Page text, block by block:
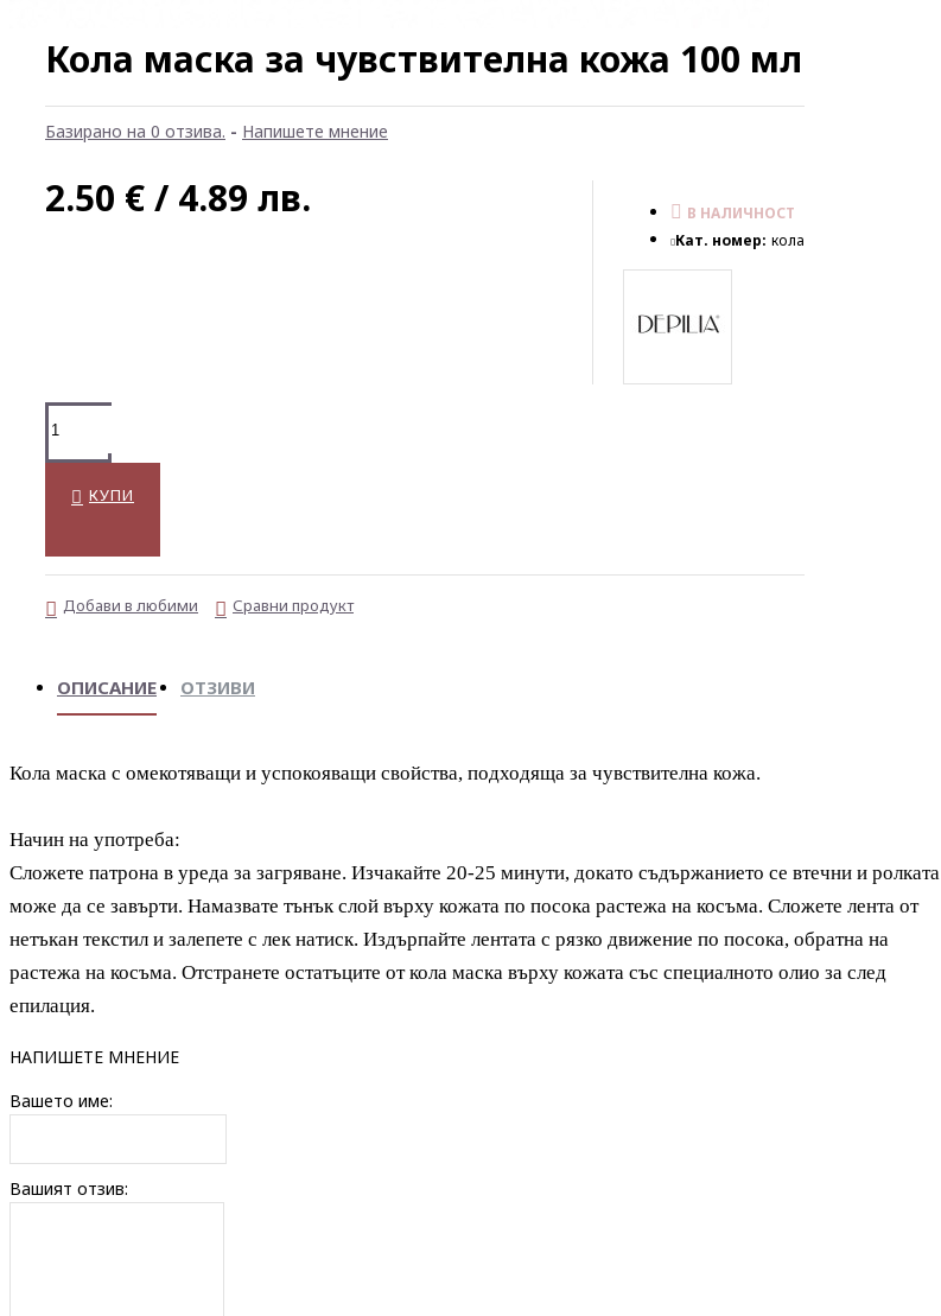
Кола маска за чувствителна кожа 100 мл
Базирано на 0 отзива. - Напишете мнение
2.50 € / 4.89 лв.
В НАЛИЧНОСТ
Кат. номер: кола
КУПИ
Добави в любими Сравни продукт
ОПИСАНИЕ ОТЗИВИ
Кола маска с омекотяващи и успокояващи свойства, подходяща за чувствителна кожа.
Начин на употреба:
Сложете патрона в уреда за загряване. Изчакайте 20-25 минути, докато съдържанието се втечни и ролката
може да се завърти. Намазвате тънък слой върху кожата по посока растежа на косъма. Сложете лента от
нетъкан текстил и залепете с лек натиск. Издърпайте лентата с рязко движение по посока, обратна на
растежа на косъма. Отстранете остатъците от кола маска върху кожата със специалното олио за след
епилация.
НАПИШЕТЕ МНЕНИЕ
Вашето име:
Вашият отзив: